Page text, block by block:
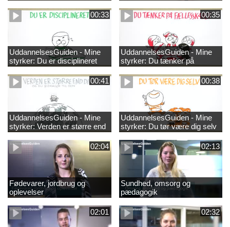
00:33
UddannelsesGuiden - Mine
styrker: Du er disciplineret
00:35
UddannelsesGuiden - Mine
styrker: Du tænker på
fællesskabet
00:41
UddannelsesGuiden - Mine
styrker: Verden er større end
dig og du bidrager til den
00:38
UddannelsesGuiden - Mine
styrker: Du tør være dig selv
02:04
Fødevarer, jordbrug og
oplevelser
02:13
Sundhed, omsorg og
pædagogik
02:01 02:32